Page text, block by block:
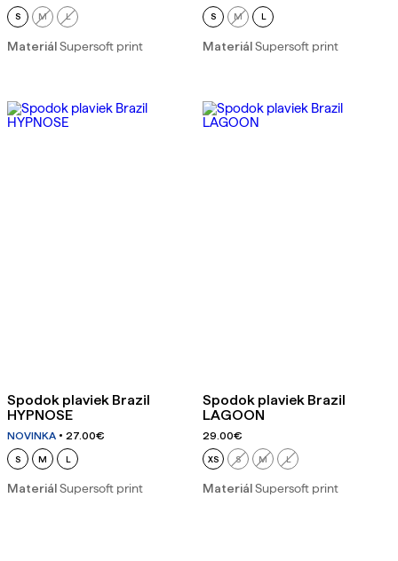
S M L
MateriálSupersoft print
S M L
MateriálSupersoft print
Spodok plaviek Brazil
HYPNOSE
NOVINKA 27.00€
S M L
MateriálSupersoft print
Spodok plaviek Brazil
LAGOON
29.00€
XS S M L
MateriálSupersoft print